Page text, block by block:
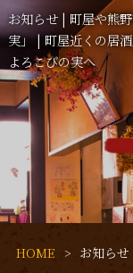
お知らせ | 町屋や熊
実」 | 町屋近くの居
よろこびの実へ
HOME お知らせ